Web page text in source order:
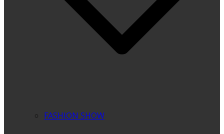
FASHION SHOW